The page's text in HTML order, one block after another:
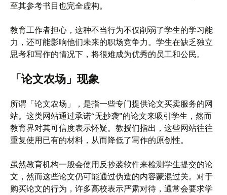
至其参考书目也完全虚构。
教育工作者担心，这种不当行为不仅削弱了学生的学习能
力，还可能影响他们未来的职场竞争力。学生在缺乏独立
思考和写作的情况下，将很难成为优秀的员工和公民。
「论文农场」现象
所谓「论文农场」，是指一些专门提供论文买卖服务的网
站。这类网站通过承诺“无抄袭”的论文来吸引学生，然而
教育界对其可信度表示怀疑。教授们指出，这些网站往往
重复使用已有的材料，从而降低了写作的原创性。
虽然教育机构一般会使用反抄袭软件来检测学生提交的论
文，然而这些论文仍可能通过伪造的内容蒙混过关。对于
购买论文的行为，许多高校表示严肃对待，通常会要求学